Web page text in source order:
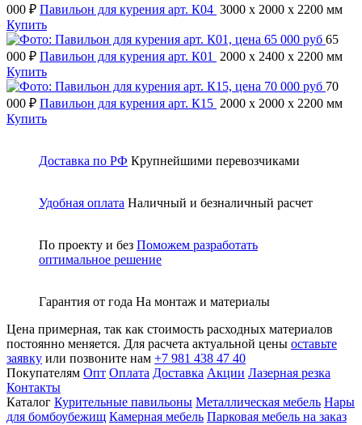
000 ₽ Павильон для курения арт. К04 3000 x 2000 x 2200 мм
Купить
65
000 ₽ Павильон для курения арт. К01
2000 x 2400 x 2200 мм
Купить
70
000 ₽ Павильон для курения арт. К15 2000 x 2000 x 2200 мм
Купить
Доставка по РФ Крупнейшими перевозчиками
Удобная оплата Наличный и безналичный расчет
По проекту и без Поможем разработать
оптимальное решение
Гарантия от года На монтаж и материалы
Цена примерная, так как стоимость расходных материалов
постоянно меняется. Для расчета актуальной цены оставьте
заявку или позвоните нам +7 981 438 47 40
Покупателям Опт Оплата Доставка Акции Лазерная резка
Контакты
Каталог Курительные павильоны Металлическая мебель Нары
для бомбоубежищ Камерная мебель Парковая мебель на заказ